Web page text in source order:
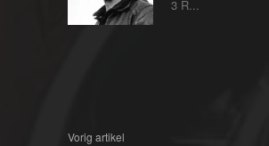
3 R...
Vorig artikel